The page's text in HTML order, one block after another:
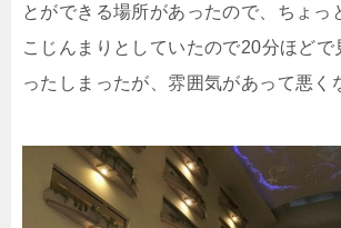
とができる場所があったので、ちょっ
こじんまりとしていたので20分ほどで
ったしまったが、雰囲気があって悪く